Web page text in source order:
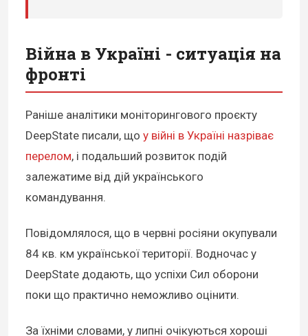
Війна в Україні - ситуація на
фронті
Раніше аналітики моніторингового проєкту
DeepState писали, що у війні в Україні назріває
перелом, і подальший розвиток подій
залежатиме від дій українського
командування.
Повідомлялося, що в червні росіяни окупували
84 кв. км української території. Водночас у
DeepState додають, що успіхи Сил оборони
поки що практично неможливо оцінити.
За їхніми словами, у липні очікуються хороші